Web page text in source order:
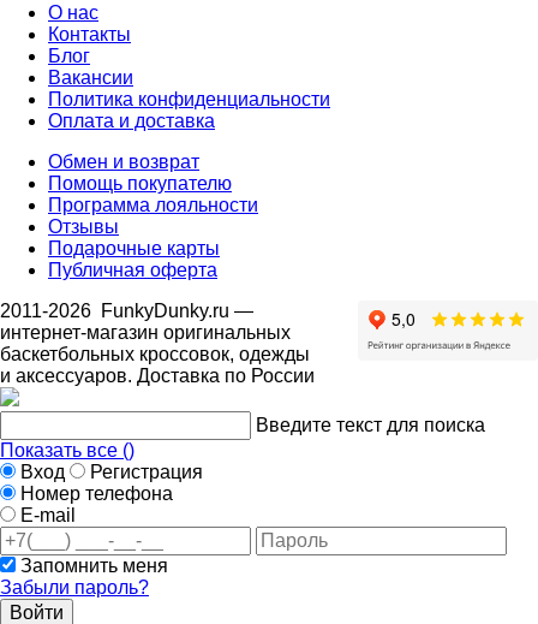
О нас
Контакты
Блог
Вакансии
Политика конфиденциальности
Оплата и доставка
Обмен и возврат
Помощь покупателю
Программа лояльности
Отзывы
Подарочные карты
Публичная оферта
2011-2026 FunkyDunky.ru —
интернет-магазин оригинальных
баскетбольных кроссовок, одежды
и аксессуаров. Доставка по России
Введите текст для поиска
Показать все ()
Вход
Регистрация
Номер телефона
E-mail
Запомнить меня
Забыли пароль?
Войти